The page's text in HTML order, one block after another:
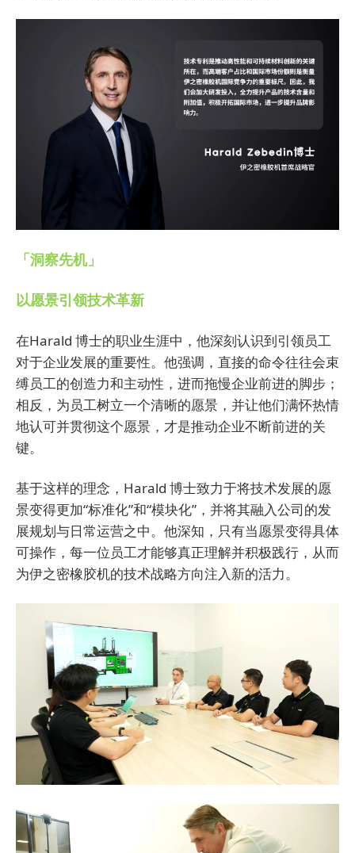
「洞察先机」
以愿景引领技术革新
在Harald 博士的职业生涯中，他深刻认识到引领员工
对于企业发展的重要性。他强调，直接的命令往往会束
缚员工的创造力和主动性，进而拖慢企业前进的脚步；
相反，为员工树立一个清晰的愿景，并让他们满怀热情
地认可并贯彻这个愿景，才是推动企业不断前进的关
键。
基于这样的理念，Harald 博士致力于将技术发展的愿
景变得更加“标准化”和“模块化”，并将其融入公司的发
展规划与日常运营之中。他深知，只有当愿景变得具体
可操作，每一位员工才能够真正理解并积极践行，从而
为伊之密橡胶机的技术战略方向注入新的活力。